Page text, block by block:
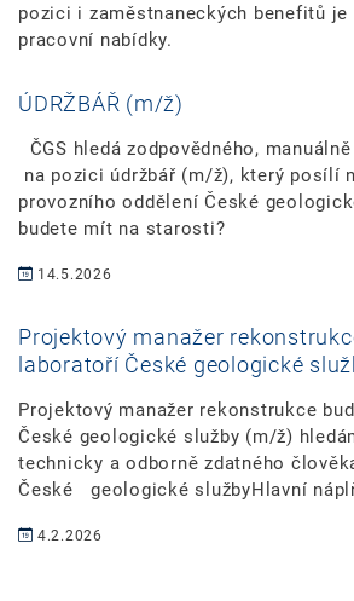
pozici i zaměstnaneckých benefitů je
pracovní nabídky.
ÚDRŽBÁŘ (m/ž)
ČGS hledá zodpovědného,
na pozici údržbář (m/ž), který posílí
provozního oddělení České
budete mít na starosti?
14.5.2026
Projektový manažer
laboratoří České geologické
Projektový manažer rekonstrukce
České geologické služby (m/ž)
technicky a odborně zdatného
České geologické službyHlavní
4.2.2026